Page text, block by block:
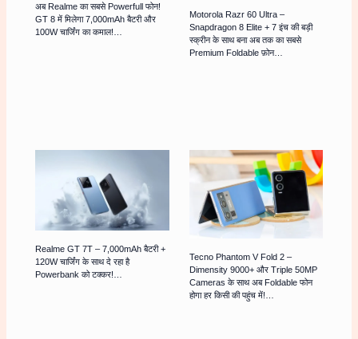
अब Realme का सबसे Powerfull फोन!
GT 8 में मिलेगा 7,000mAh बैटरी और
100W चार्जिंग का कमाल!…
Motorola Razr 60 Ultra –
Snapdragon 8 Elite + 7 इंच की बड़ी
स्क्रीन के साथ बना अब तक का सबसे
Premium Foldable फ़ोन…
Realme GT 7T – 7,000mAh बैटरी +
120W चार्जिंग के साथ दे रहा है
Powerbank को टक्कर!…
Tecno Phantom V Fold 2 –
Dimensity 9000+ और Triple 50MP
Cameras के साथ अब Foldable फोन
होगा हर किसी की पहुंच में!…